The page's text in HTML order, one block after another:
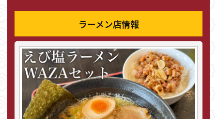
ラーメン店情報